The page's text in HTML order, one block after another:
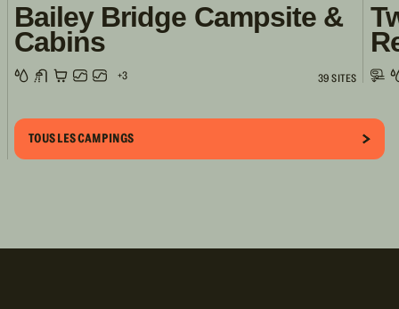
Bailey Bridge Campsite &
Cabins
+3 39 SITES
TOUS LES CAMPINGS